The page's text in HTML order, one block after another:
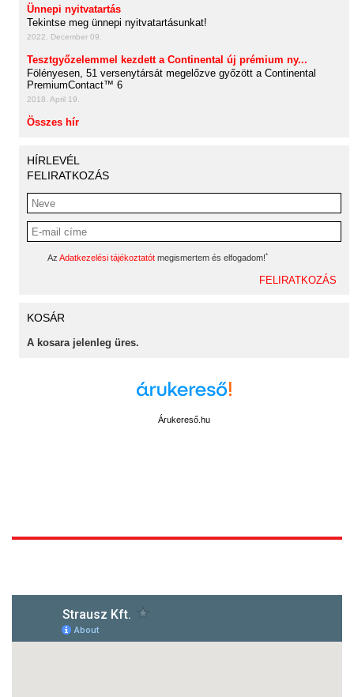
Ünnepi nyitvatartás
Tekintse meg ünnepi nyitvatartásunkat!
2022. December 09.
Tesztgyőzelemmel kezdett a Continental új prémium ny...
Fölényesen, 51 versenytársát megelőzve győzött a Continental
PremiumContact™ 6
2018. April 19.
Összes hír
HÍRLEVÉL
FELIRATKOZÁS
Az Adatkezelési tájékoztatót megismertem és elfogadom!*
KOSÁR
A kosara jelenleg üres.
Árukereső.hu